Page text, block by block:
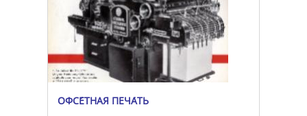
ОФСЕ́ТНАЯ ПЕЧА́ТЬ